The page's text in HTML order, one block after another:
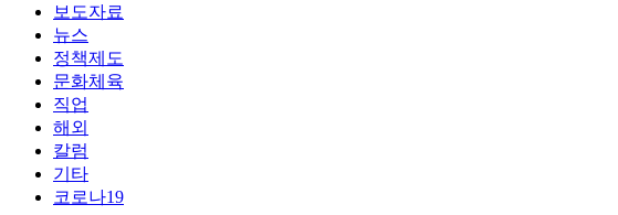
보도자료
뉴스
정책제도
문화체육
직업
해외
칼럼
기타
코로나19